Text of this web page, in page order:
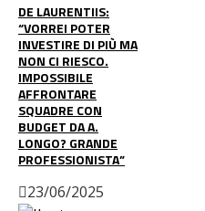
DE LAURENTIIS:
“VORREI POTER
INVESTIRE DI PIÙ MA
NON CI RIESCO.
IMPOSSIBILE
AFFRONTARE
SQUADRE CON
BUDGET DA A.
LONGO? GRANDE
PROFESSIONISTA”
23/06/2025